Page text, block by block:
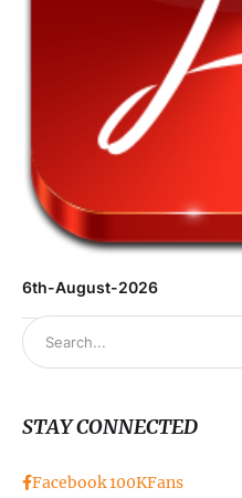
6th-August-2026
STAY CONNECTED
Facebook100KFans